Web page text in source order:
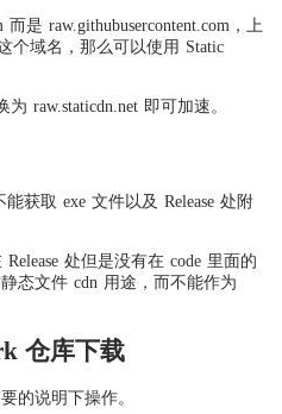
是 raw.githubusercontent.com，上
个域名，那么可以使用 Static
为 raw.staticdn.net 即可加速。
获取 exe 文件以及 Release 处附
处但是没有在 code 里面的
态文件 cdn 用途，而不能作为
仓库下载
的说明下操作。